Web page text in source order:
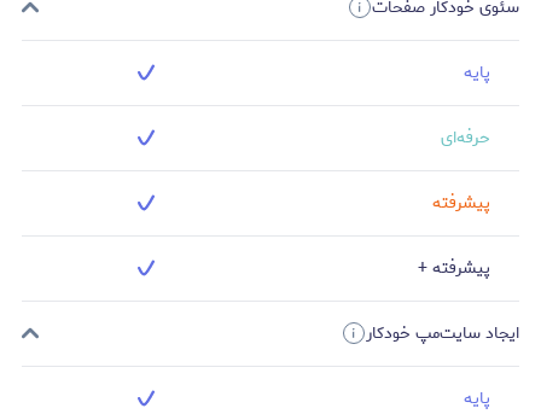
سئوی خودکار صفحات
پایه
حرفه‌ای
پیشرفته
پیشرفته +
ایجاد سایت‌مپ خودکار
پایه